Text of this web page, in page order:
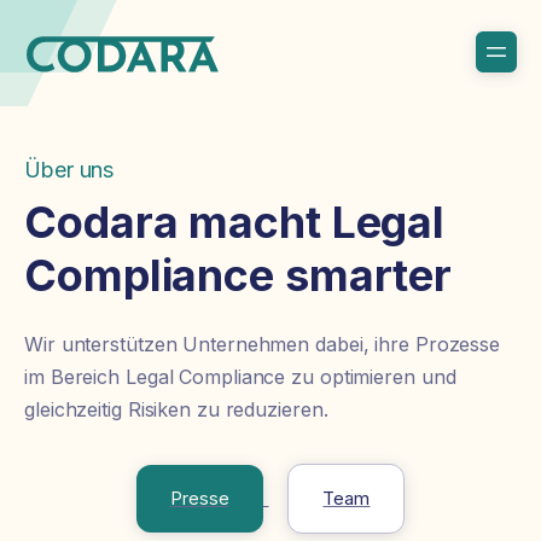
Über uns
Codara macht Legal
Compliance smarter
Wir unterstützen Unternehmen dabei, ihre Prozesse
im Bereich Legal Compliance zu optimieren und
gleichzeitig Risiken zu reduzieren.
Presse Team